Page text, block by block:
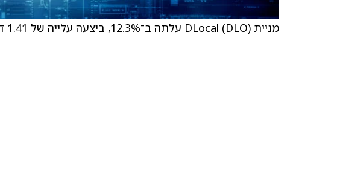
מניית DLocal (DLO) עלתה ב־12.3%, ביצעה עלייה של 1.41 דולר והגיעה ל־12.86 דולר.